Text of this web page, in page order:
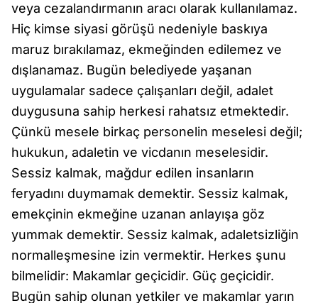
veya cezalandırmanın aracı olarak kullanılamaz.
Hiç kimse siyasi görüşü nedeniyle baskıya
maruz bırakılamaz, ekmeğinden edilemez ve
dışlanamaz. Bugün belediyede yaşanan
uygulamalar sadece çalışanları değil, adalet
duygusuna sahip herkesi rahatsız etmektedir.
Çünkü mesele birkaç personelin meselesi değil;
hukukun, adaletin ve vicdanın meselesidir.
Sessiz kalmak, mağdur edilen insanların
feryadını duymamak demektir. Sessiz kalmak,
emekçinin ekmeğine uzanan anlayışa göz
yummak demektir. Sessiz kalmak, adaletsizliğin
normalleşmesine izin vermektir. Herkes şunu
bilmelidir: Makamlar geçicidir. Güç geçicidir.
Bugün sahip olunan yetkiler ve makamlar yarın